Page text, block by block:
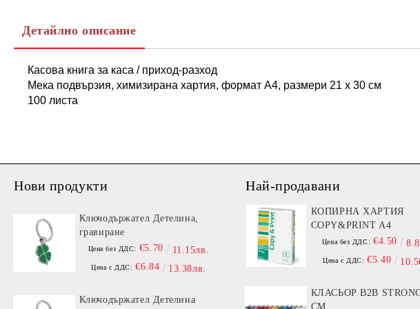
Детайлно описание
Касова книга за каса / приход-разход
Мека подвързия, химизирана хартия, формат А4, размери 21 х 30 см
100 листа
Нови продукти
Ключодържател Детелина,
гравиране
Цена без ДДС: €5.70 11.15лв.
Цена с ДДС: €6.84 13.38лв.
Ключодържател Детелина
Най-продавани
КОПИРНА ХАРТИЯ
COPY&PRINT A4
Цена без ДДС: €4.50
Цена с ДДС: €5.40
КЛАСЬОР B2B
СМ